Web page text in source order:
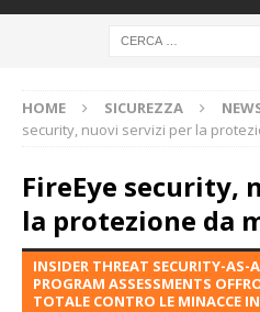
HOME SICUREZZA
security, nuovi servizi per la
FireEye security,
la protezione da
INSIDER THREAT SECURITY-AS-
PROGRAM ASSESSMENTS
TOTALE CONTRO LE MINACCE